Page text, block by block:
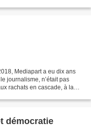
Mediapart a eu dix ans
journalisme, n’était pas
rachats en cascade, à la
démocratie